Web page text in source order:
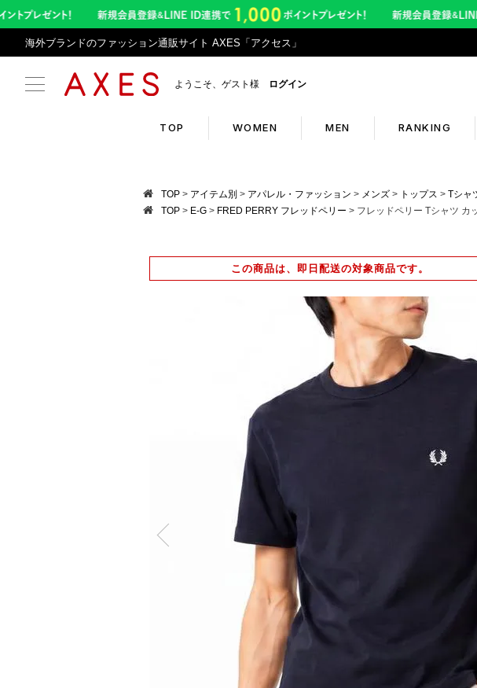
海外ブランドのファッション通販サイト AXES「アクセス」
ようこそ、ゲスト様 ログイン
TOP WOMEN MEN RANKING
Information
アプリサービス終了のお知らせ
悪質サイトへのご注意
Members Service
マイページ
TOP アイテム別 アパレル・ファッション メンズ トップス Tシャ
TOP
E-G FRED PERRY フレッドペリー フレッドペリー Tシャツ カ
この商品は、即日配送の対象商品です。